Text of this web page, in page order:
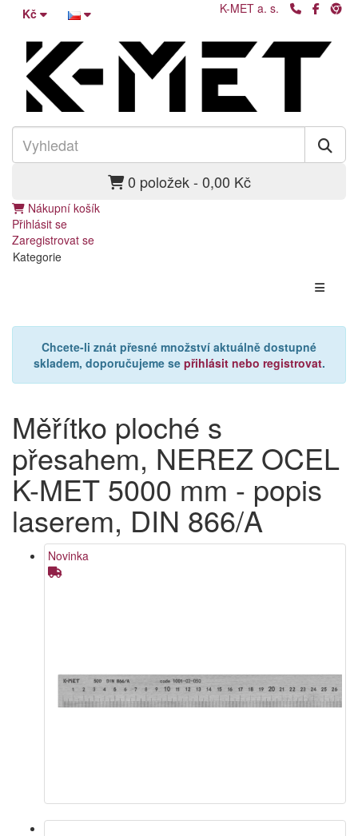
Kč K-MET a. s.
0 položek - 0,00 Kč
Nákupní košík
Přihlásit se
Zaregistrovat se
Kategorie
Chcete-li znát přesné množství aktuálně dostupné
skladem, doporučujeme se přihlásit nebo registrovat.
Měřítko ploché s
přesahem, NEREZ OCEL
K-MET 5000 mm - popis
laserem, DIN 866/A
Novinka